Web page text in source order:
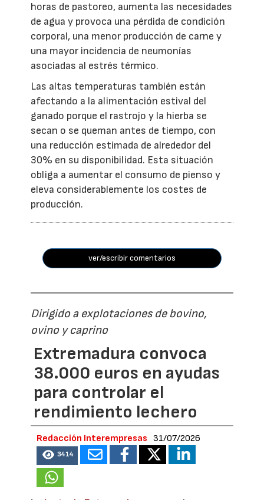
horas de pastoreo, aumenta las necesidades
de agua y provoca una pérdida de condición
corporal, una menor producción de carne y
una mayor incidencia de neumonías
asociadas al estrés térmico.
Las altas temperaturas también están
afectando a la alimentación estival del
ganado porque el rastrojo y la hierba se
secan o se queman antes de tiempo, con
una reducción estimada de alrededor del
30% en su disponibilidad. Esta situación
obliga a aumentar el consumo de pienso y
eleva considerablemente los costes de
producción.
ver/escribir comentarios
Dirigido a explotaciones de bovino,
ovino y caprino
Extremadura convoca
38.000 euros en ayudas
para controlar el
rendimiento lechero
Redacción Interempresas 31/07/2026
3414